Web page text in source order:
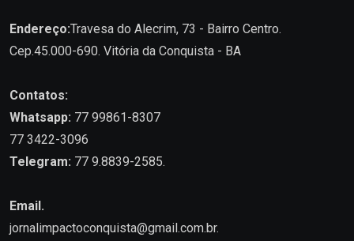
Endereço:Travesa do Alecrim, 73 - Bairro Centro.
Cep.45.000-690. Vitória da Conquista - BA
Contatos:
Whatsapp: 77 99861-8307
77 3422-3096
Telegram: 77 9.8839-2585.
Email.
jornalimpactoconquista@gmail.com.br.